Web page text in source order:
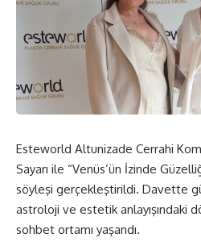
Esteworld Altunizade Cerrahi
Sayarı ile “Venüs’ün İzinde
söyleşi gerçekleştirildi. Davette
astroloji ve estetik anlayışındaki
sohbet ortamı yaşandı.